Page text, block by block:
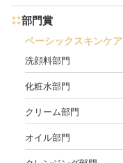
部門賞
ベーシックスキンケア
洗顔料部門
化粧水部門
クリーム部門
オイル部門